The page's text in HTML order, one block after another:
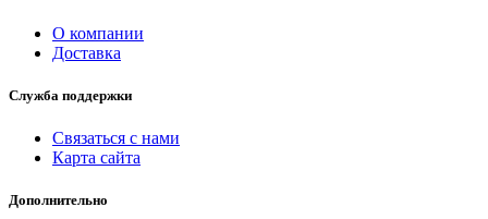
О компании
Доставка
Служба поддержки
Связаться с нами
Карта сайта
Дополнительно